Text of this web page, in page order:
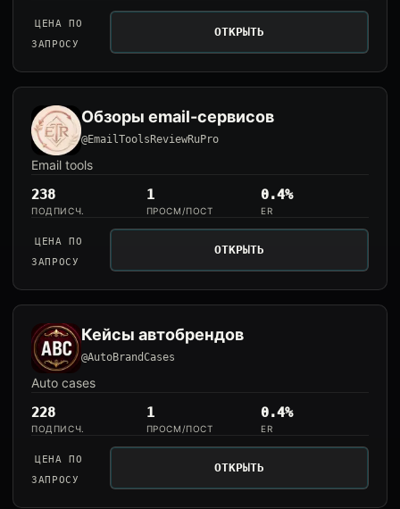
ЦЕНА ПО
ЗАПРОСУ
ОТКРЫТЬ
Обзоры email-сервисов
@EmailToolsReviewRuPro
Email tools
238
ПОДПИСЧ.
1
ПРОСМ/ПОСТ
0.4%
ER
ЦЕНА ПО
ЗАПРОСУ
ОТКРЫТЬ
Кейсы автобрендов
@AutoBrandCases
Auto cases
228
ПОДПИСЧ.
1
ПРОСМ/ПОСТ
0.4%
ER
ЦЕНА ПО
ЗАПРОСУ
ОТКРЫТЬ